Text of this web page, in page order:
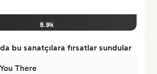
5.9k
bu sanatçılara fırsatlar sundular
There